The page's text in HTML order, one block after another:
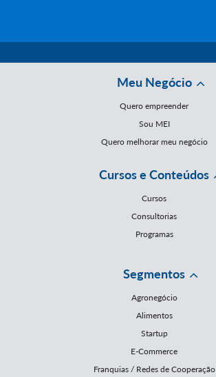
Meu Negócio
Quero empreender
Sou MEI
Quero melhorar meu negócio
Cursos e Conteúdos
Cursos
Consultorias
Programas
Segmentos
Agronegócio
Alimentos
Startup
E-Commerce
Franquias / Redes de Cooperação